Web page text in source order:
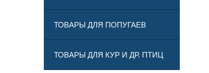
ТОВАРЫ ДЛЯ ПОПУГАЕВ
ТОВАРЫ ДЛЯ КУР И ДР. ПТИЦ